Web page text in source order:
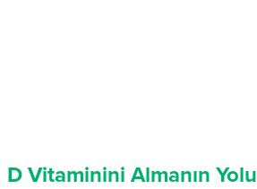
D Vitaminini Almanın Yolu